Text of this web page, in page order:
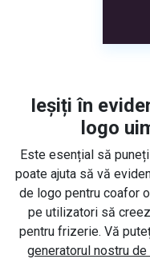
Ieșiți în
logo
Este esențial să
poate ajuta să vă
de logo pentru coafor
pe utilizatori să
pentru frizerie. Vă
generatorul nostru